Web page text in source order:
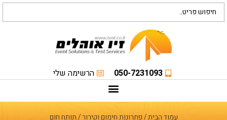
050-7231093 הרשימה שלי
עמוד הבית/פתרונות חימום וקירור/ תותח חום